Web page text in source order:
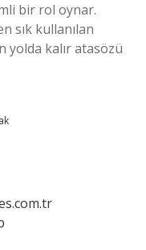
bir rol oynar.
sık kullanılan
yolda kalır atasözü